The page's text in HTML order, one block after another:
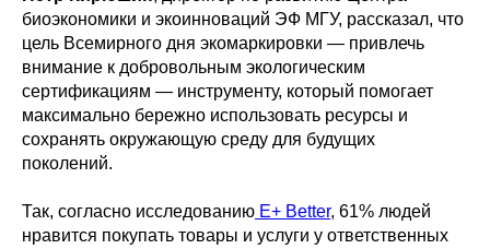
биоэкономики и экоинноваций ЭФ МГУ, рассказал, что
цель Всемирного дня экомаркировки — привлечь
внимание к добровольным экологическим
сертификациям — инструменту, который помогает
максимально бережно использовать ресурсы и
сохранять окружающую среду для будущих
поколений.
Так, согласно исследованию Е+ Better, 61% людей
нравится покупать товары и услуги у ответственных